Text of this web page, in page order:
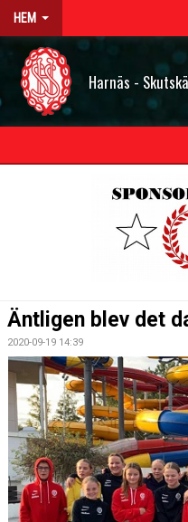
HEM
Harnäs -
STYRELSEN
BILDGALLERI
FJÄRRANHÖJDERBADET
HARNÄSBADET
Äntligen blev det
2020-09-19 14:39